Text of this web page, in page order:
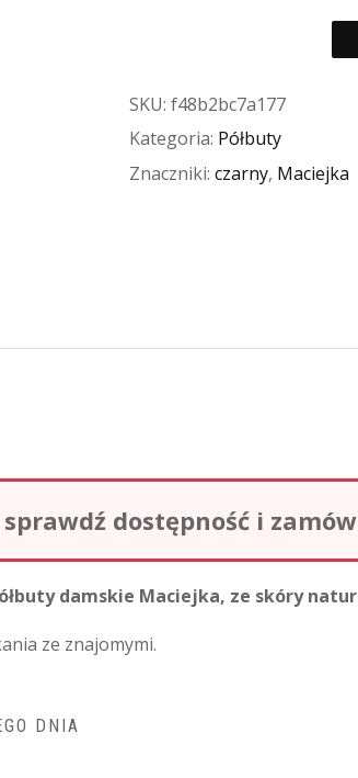
SKU: f48b2bc7a177
Kategoria: Półbuty
Znaczniki: czarny, Maciejka
dostępność i
damskie Maciejka, ze skóry
ze znajomymi.
DNIA